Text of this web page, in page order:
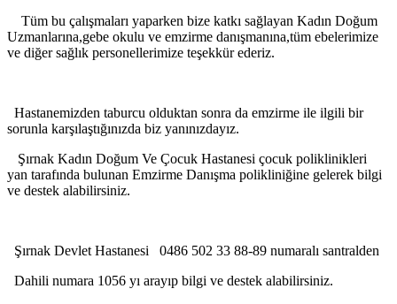
Tüm bu çalışmaları yaparken bize katkı sağlayan Kadın Doğum
Uzmanlarına,gebe okulu ve emzirme danışmanına,tüm ebelerimize
ve diğer sağlık personellerimize teşekkür ederiz.
Hastanemizden taburcu olduktan sonra da emzirme ile ilgili bir
sorunla karşılaştığınızda biz yanınızdayız.
Şırnak Kadın Doğum Ve Çocuk Hastanesi çocuk poliklinikleri
yan tarafında bulunan Emzirme Danışma polikliniğine gelerek bilgi
ve destek alabilirsiniz.
Şırnak Devlet Hastanesi 0486 502 33 88-89 numaralı santralden
Dahili numara 1056 yı arayıp bilgi ve destek alabilirsiniz.